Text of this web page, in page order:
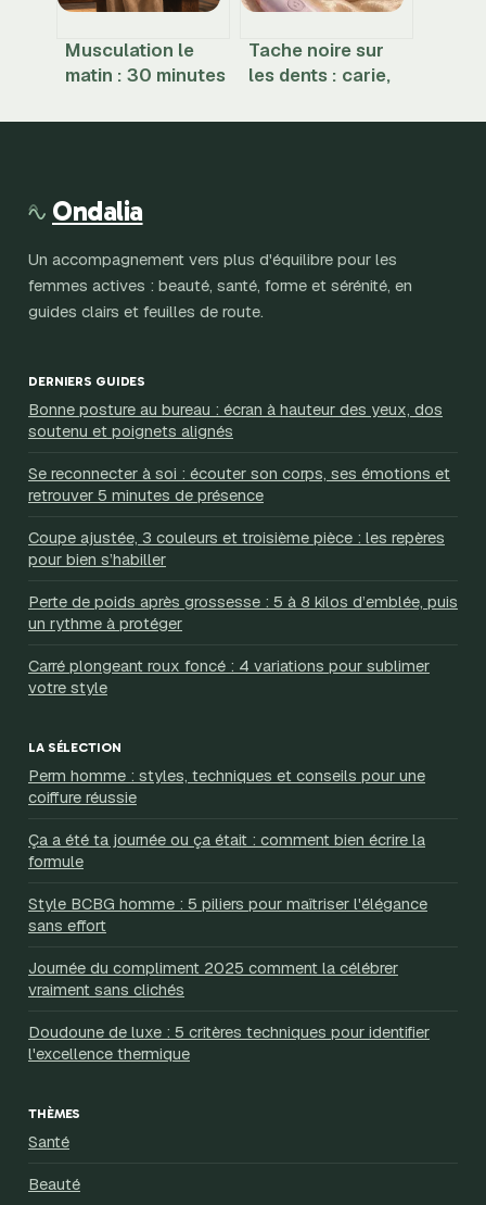
Musculation le
matin : 30 minutes
articulaire pour
Tache noire sur
les dents : carie,
coloration ?
Ondalia
Un accompagnement vers plus d'équilibre pour les
femmes actives : beauté, santé, forme et sérénité, en
guides clairs et feuilles de route.
DERNIERS GUIDES
Bonne posture au bureau : écran à hauteur des yeux, dos
soutenu et poignets alignés
Se reconnecter à soi : écouter son corps, ses émotions et
retrouver 5 minutes de présence
Coupe ajustée, 3 couleurs et troisième pièce : les repères
pour bien s’habiller
Perte de poids après grossesse : 5 à 8 kilos d’emblée, puis
un rythme à protéger
Carré plongeant roux foncé : 4 variations pour sublimer
votre style
LA SÉLECTION
Perm homme : styles, techniques et conseils pour une
coiffure réussie
Ça a été ta journée ou ça était : comment bien écrire la
formule
Style BCBG homme : 5 piliers pour maîtriser l'élégance
sans effort
Journée du compliment 2025 comment la célébrer
vraiment sans clichés
Doudoune de luxe : 5 critères techniques pour identifier
l'excellence thermique
THÈMES
Santé
Beauté